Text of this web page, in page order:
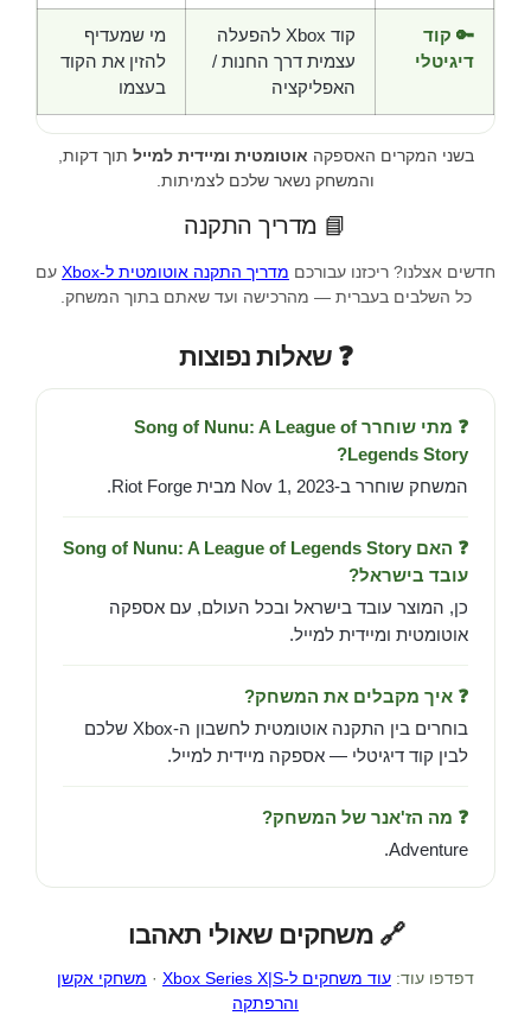
🔑 קוד
דיגיטלי
קוד Xbox להפעלה
עצמית דרך החנות /
האפליקציה
מי שמעדיף
להזין את הקוד
בעצמו
בשני המקרים האספקה אוטומטית ומיידית למייל תוך דקות,
והמשחק נשאר שלכם לצמיתות.
📘 מדריך התקנה
חדשים אצלנו? ריכזנו עבורכם מדריך התקנה אוטומטית ל-Xbox
עם
כל השלבים בעברית — מהרכישה ועד שאתם בתוך המשחק.
❓ שאלות נפוצות
❓ מתי שוחרר Song of Nunu: A League of
Legends Story?
המשחק שוחרר ב-Nov 1, 2023 מבית Riot Forge.
❓ האם Song of Nunu: A League of Legends Story
עובד בישראל?
כן, המוצר עובד בישראל ובכל העולם, עם אספקה
אוטומטית ומיידית למייל.
❓ איך מקבלים את המשחק?
בוחרים בין התקנה אוטומטית לחשבון ה-Xbox שלכם
לבין קוד דיגיטלי — אספקה מיידית למייל.
❓ מה הז'אנר של המשחק?
Adventure.
🔗 משחקים שאולי תאהבו
דפדפו עוד: עוד משחקים ל-Xbox Series X|S · משחקי אקשן
והרפתקה